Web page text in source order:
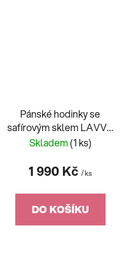
Pánské hodinky se
safírovým sklem LAVVU
DYKKER Silver
Skladem(1 ks)
1 990 Kč / ks
DO KOŠÍKU